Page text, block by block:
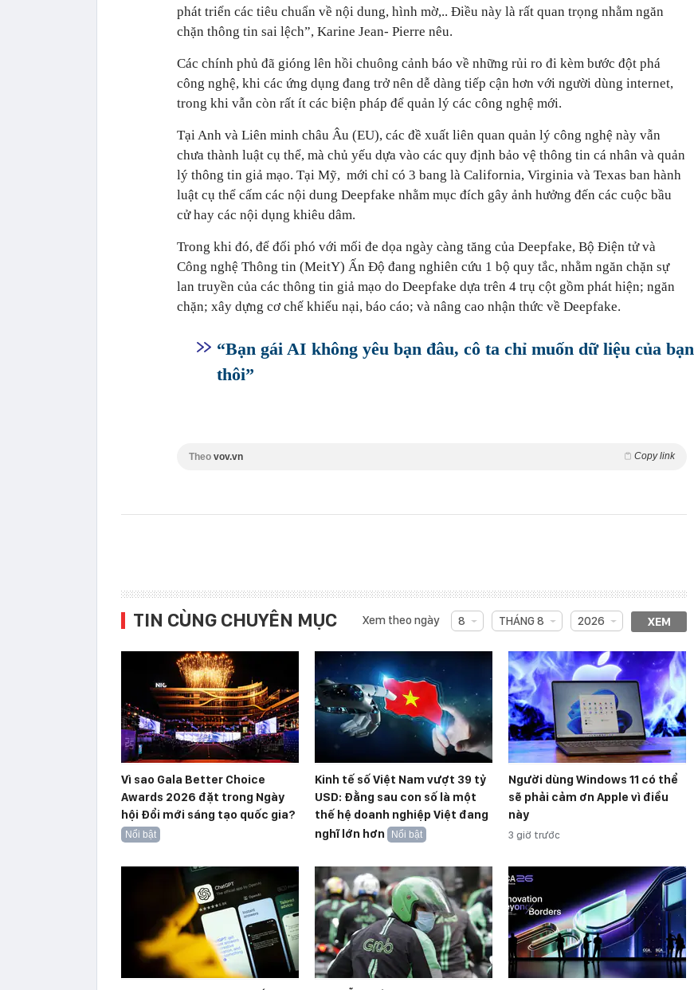
phát triển các tiêu chuẩn về nội dung, hình mờ,.. Điều này là rất quan trọng nhằm ngăn
chặn thông tin sai lệch”, Karine Jean- Pierre nêu.
Các chính phủ đã gióng lên hồi chuông cảnh báo về những rủi ro đi kèm bước đột phá
công nghệ, khi các ứng dụng đang trở nên dễ dàng tiếp cận hơn với người dùng internet,
trong khi vẫn còn rất ít các biện pháp để quản lý các công nghệ mới.
Tại Anh và Liên minh châu Âu (EU), các đề xuất liên quan quản lý công nghệ này vẫn
chưa thành luật cụ thể, mà chủ yếu dựa vào các quy định bảo vệ thông tin cá nhân và quản
lý thông tin giả mạo. Tại Mỹ, mới chỉ có 3 bang là California, Virginia và Texas ban hành
luật cụ thể cấm các nội dung Deepfake nhằm mục đích gây ảnh hưởng đến các cuộc bầu
cử hay các nội dụng khiêu dâm.
Trong khi đó, để đối phó với mối đe dọa ngày càng tăng của Deepfake, Bộ Điện tử và
Công nghệ Thông tin (MeitY) Ấn Độ đang nghiên cứu 1 bộ quy tắc, nhằm ngăn chặn sự
lan truyền của các thông tin giả mạo do Deepfake dựa trên 4 trụ cột gồm phát hiện; ngăn
chặn; xây dựng cơ chế khiếu nại, báo cáo; và nâng cao nhận thức về Deepfake.
“Bạn gái AI không yêu bạn đâu, cô ta chỉ muốn dữ liệu của bạn
thôi”
Theo vov.vn Copy link
TIN CÙNG CHUYÊN MỤC Xem theo ngày 8 THÁNG 8 2026 XEM
Vì sao Gala Better Choice
Awards 2026 đặt trong Ngày
hội Đổi mới sáng tạo quốc gia?
Nổi bật
Kinh tế số Việt Nam vượt 39 tỷ
USD: Đằng sau con số là một
thế hệ doanh nghiệp Việt đang
nghĩ lớn hơn
Nổi bật
Người dùng Windows 11 có thể
sẽ phải cảm ơn Apple vì điều
này
3 giờ trước